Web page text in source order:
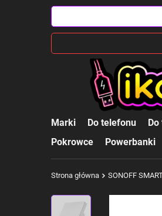
Marki Do telefonu
Pokrowce
Powerbanki
Strona główna SONOFF